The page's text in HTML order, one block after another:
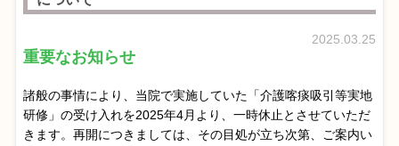
2025.03.25
重要なお知らせ
諸般の事情により、当院で実施していた「介護喀痰吸引等実地
研修」の受け入れを2025年4月より、一時休止とさせていただ
きます。再開につきましては、その目処が立ち次第、ご案内い